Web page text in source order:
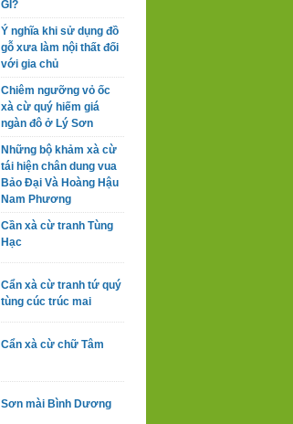
GÌ?
Ý nghĩa khi sử dụng đồ
gỗ xưa làm nội thất đối
với gia chủ
Chiêm ngưỡng vỏ ốc
xà cừ quý hiếm giá
ngàn đô ở Lý Sơn
Những bộ khảm xà cừ
tái hiện chân dung vua
Bảo Đại Và Hoàng Hậu
Nam Phương
Cần xà cừ tranh Tùng
Hạc
Cẩn xà cừ tranh tứ quý
tùng cúc trúc mai
Cẩn xà cừ chữ Tâm
Sơn mài Bình Dương